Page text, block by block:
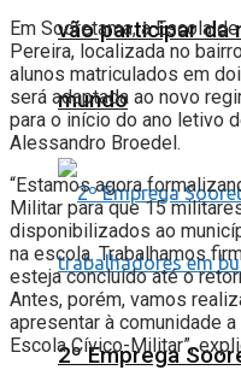
vão participar da
mundo
2º Emprega
Em Sooretama, a Escola
Pereira, localizada no
alunos matriculados em
será adaptada ao novo
para o início do ano letivo
Alessandro Broedel.
“Estamos agora
Militar para que 15
disponibilizados ao
na escola. Trabalhamos
esteja concluído até o
Antes, porém, vamos
apresentar à comunidade
Escola Cívico-Militar”,